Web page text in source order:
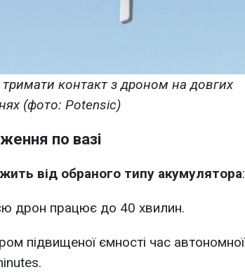
контакт з дроном на довгих
(фото: Potensic)
по вазі
від обраного типу акумулятора:
дрон працює до 40 хвилин.
підвищеної ємності час автономної